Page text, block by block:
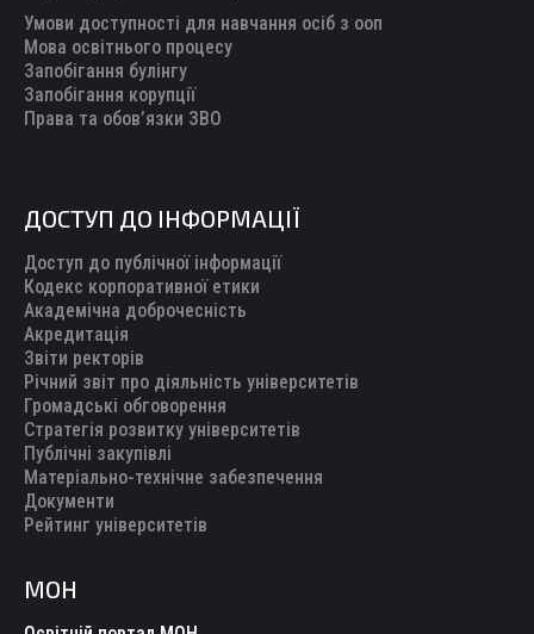
Умови доступності для навчання осіб з ооп
Мова освітнього процесу
Запобігання булінгу
Запобігання корупції
Права та обов’язки ЗВО
ДОСТУП ДО ІНФОРМАЦІЇ
Доступ до публічної інформації
Кодекс корпоративної етики
Академічна доброчесність
Акредитація
Звіти ректорів
Річний звіт про діяльність університетів
Громадські обговорення
Стратегія розвитку університетів
Публічні закупівлі
Матеріально-технічне забезпечення
Документи
Рейтинг університетів
МОН